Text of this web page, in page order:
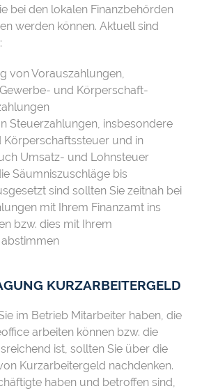
bei den lokalen Finanzbehörden
werden können. Aktuell sind
von Vorauszahlungen,
und Körperschaft-
Steuerzahlungen, insbesondere
Körperschaftssteuer und in
Umsatz- und Lohnsteuer
Säumniszuschläge bis
sind sollten Sie zeitnah bei
mit Ihrem Finanzamt ins
bzw. dies mit Ihrem
KURZARBEITERGELD
im Betrieb Mitarbeiter haben, die
arbeiten können bzw. die
ist, sollten Sie über die
Kurzarbeitergeld nachdenken.
haben und betroffen sind,